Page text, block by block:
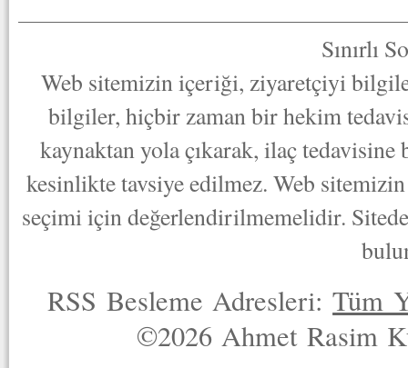
Sınırlı
Web sitemizin içeriği, ziyaretçiyi
bilgiler, hiçbir zaman bir hekim
kaynaktan yola çıkarak, ilaç
kesinlikte tavsiye edilmez. Web
seçimi için değerlendirilmemelidir.
RSS Besleme Adresleri:Tüm
©2026 Ahmet Rasim